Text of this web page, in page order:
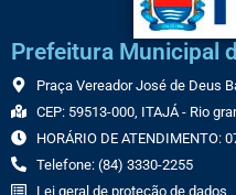
Prefeitura Municipal
Praça Vereador José de Deus
CEP: 59513-000, ITAJÁ - Rio
HORÁRIO DE ATENDIMENTO:
Telefone: (84) 3330-2255
Lei geral de proteção de dados